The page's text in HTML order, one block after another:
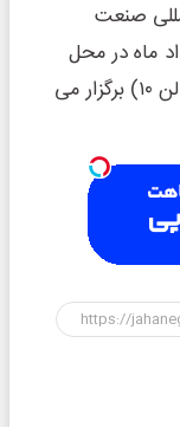
صنعت
و بیمه از امروز تا ۲۲ مرداد ماه در محل
دائمی نمایشگاه های بین المللی تهران(سالن ۱۰)‌ برگزار می